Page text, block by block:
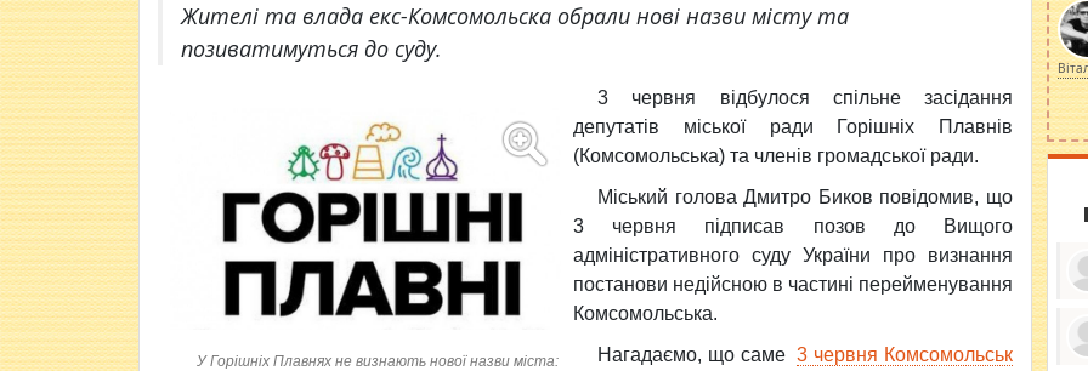
Жителі та влада екс-Комсомольска обрали нові назви місту та
позиватимуться до суду.
У Горішніх Плавнях не визнають нової назви міста:
3 червня відбулося спільне засідання
депутатів міської ради Горішніх Плавнів
(Комсомольська) та членів громадської ради.
Міський голова Дмитро Биков повідомив, що
3 червня підписав позов до Вищого
адміністративного суду України про визнання
постанови недійсною в частині перейменування
Комсомольська.
Нагадаємо, що саме 3 червня Комсомольськ